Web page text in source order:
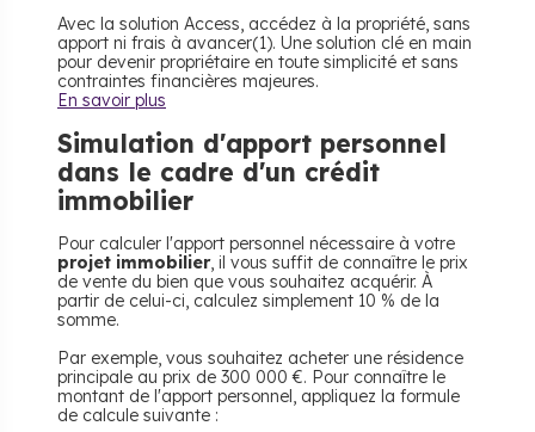
Avec la solution Access, accédez à la propriété, sans
apport ni frais à avancer(1). Une solution clé en main
pour devenir propriétaire en toute simplicité et sans
contraintes financières majeures.
En savoir plus
Simulation d'apport personnel
dans le cadre d'un crédit
immobilier
Pour calculer l'apport personnel nécessaire à votre
projet immobilier, il vous suffit de connaître le prix
de vente du bien que vous souhaitez acquérir. À
partir de celui-ci, calculez simplement 10 % de la
somme.
Par exemple, vous souhaitez acheter une résidence
principale au prix de 300 000 €. Pour connaître le
montant de l'apport personnel, appliquez la formule
de calcule suivante :